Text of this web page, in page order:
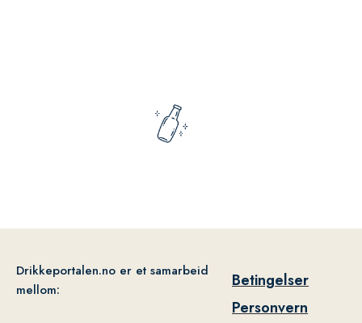
Drikkeportalen.no er et samarbeid
mellom:
Betingelser
Personvern